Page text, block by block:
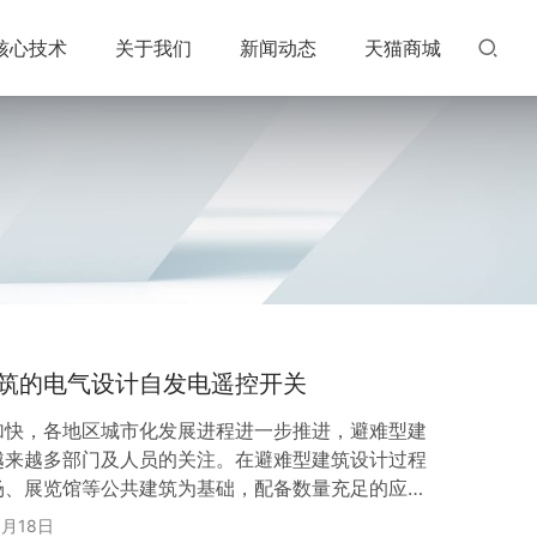
心技术 关于我们 新闻动态 天猫商城
的电气设计自发电遥控开关
，各地区城市化发展进程进一步推进，避难型建
越多部门及人员的关注。在避难型建筑设计过程
展览馆等公共建筑为基础，配备数量充足的应急
、台风等自然灾害，为避难人员提供住宿或休息
18日